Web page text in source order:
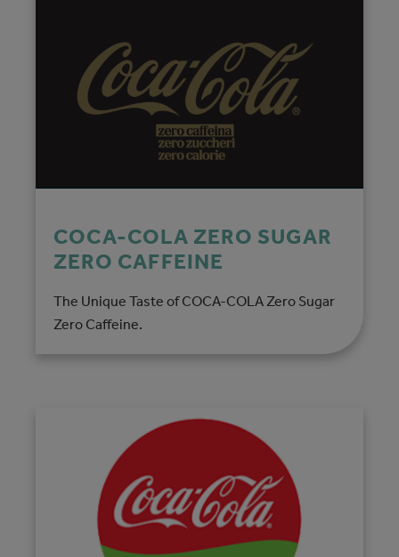
COCA-COLA ZERO SUGAR
ZERO CAFFEINE
The Unique Taste of COCA-COLA Zero Sugar
Zero Caffeine.